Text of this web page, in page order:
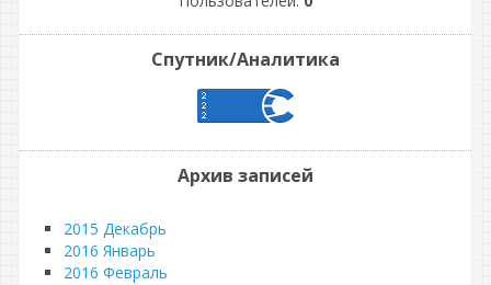
Спутник/Аналитика
Архив записей
2015 Декабрь
2016 Январь
2016 Февраль